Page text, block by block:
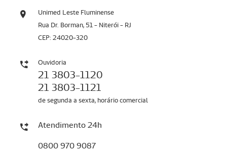
Unimed Leste Fluminense
Rua Dr. Borman, 51 - Niterói - RJ
CEP: 24020-320
Ouvidoria
21 3803-1120
21 3803-1121
de segunda a sexta, horário comercial
Atendimento 24h
0800 970 9087